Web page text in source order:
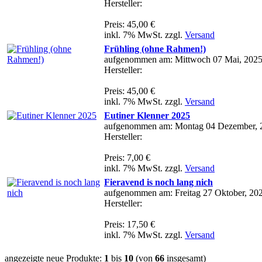
Hersteller:
Preis: 45,00 €
inkl. 7% MwSt. zzgl. Versand
Frühling (ohne Rahmen!)
aufgenommen am: Mittwoch 07 Mai, 2025
Hersteller:
Preis: 45,00 €
inkl. 7% MwSt. zzgl. Versand
Eutiner Klenner 2025
aufgenommen am: Montag 04 Dezember,
Hersteller:
Preis: 7,00 €
inkl. 7% MwSt. zzgl. Versand
Fieravend is noch lang nich
aufgenommen am: Freitag 27 Oktober,
Hersteller:
Preis: 17,50 €
inkl. 7% MwSt. zzgl. Versand
angezeigte neue Produkte: 1 bis 10 (von 66 insgesamt)